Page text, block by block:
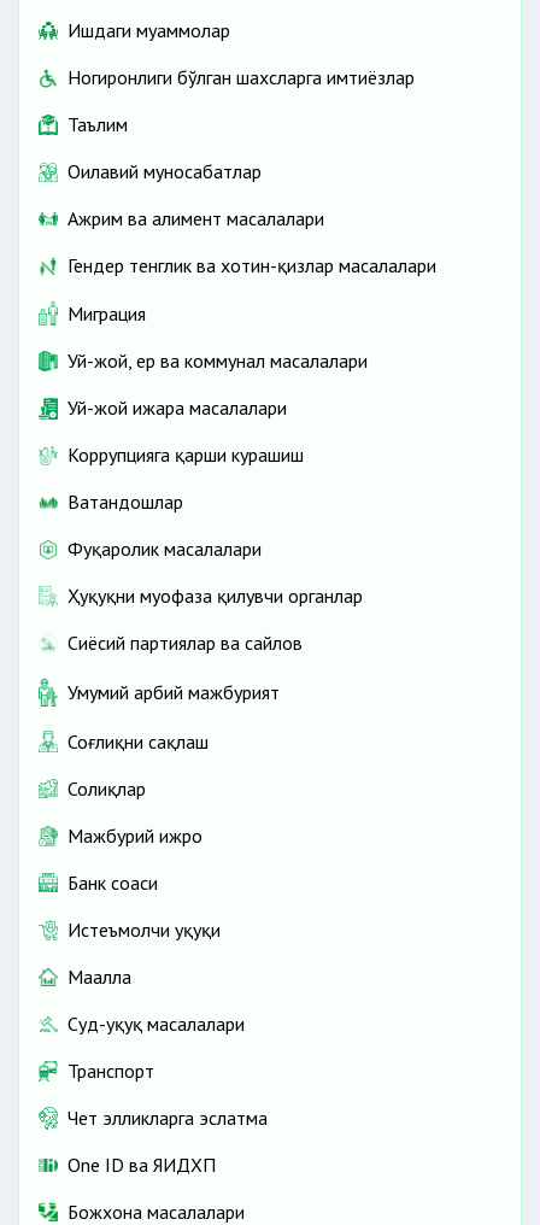
Ишдаги муаммолар
Ногиронлиги бўлган шахсларга имтиёзлар
Таълим
Оилавий муносабатлар
Ажрим ва алимент масалалари
Гендер тенглик ва хотин-қизлар масалалари
Миграция
Уй-жой, ер ва коммунал масалалари
Уй-жой ижара масалалари
Коррупцияга қарши курашиш
Ватандошлар
Фуқаролик масалалари
Ҳуқуқни муҳофаза қилувчи органлар
Сиёсий партиялар ва сайлов
Умумий ҳарбий мажбурият
Соғлиқни сақлаш
Солиқлар
Мажбурий ижро
Банк соҳаси
Истеъмолчи ҳуқуқи
Маҳалла
Суд-ҳуқуқ масалалари
Транспорт
Чет элликларга эслатма
One ID ва ЯИДХП
Божхона масалалари